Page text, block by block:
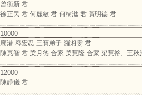
曾衡新 君
徐正民 君 何麗敏 君 何樹滋 君 黃明德 君
10000
廟港 釋宏忍 三寶弟子 羅湘雯 君
陳惠智 君 梁月德 合家 梁慧隆 合家 梁慧裕、王秋
12000
陳靜儀 君